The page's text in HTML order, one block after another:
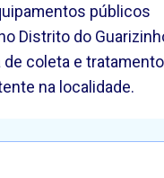
públicos
Distrito do
coleta e
na localidade.